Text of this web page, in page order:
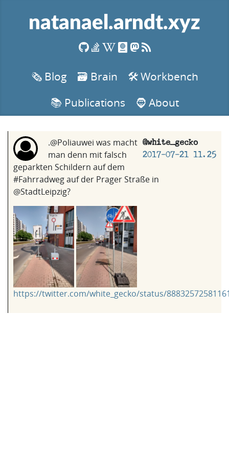
natanael.arndt.xyz
🗞️ Blog 🗃️ Brain
🛠️ Workbench
📚 Publications
🧔 About
@white_gecko
2017-07-21 11.25
.@Poliauwei was macht
man denn mit falsch
geparkten Schildern auf dem
#Fahrradweg auf der Prager Straße in
@StadtLeipzig?
https://twitter.com/white_gecko/status/